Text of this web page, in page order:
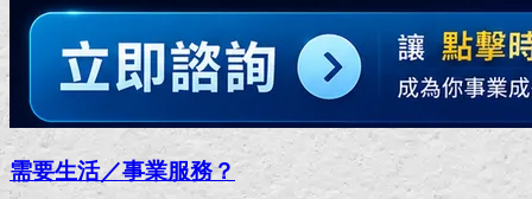
需要生活／事業服務？